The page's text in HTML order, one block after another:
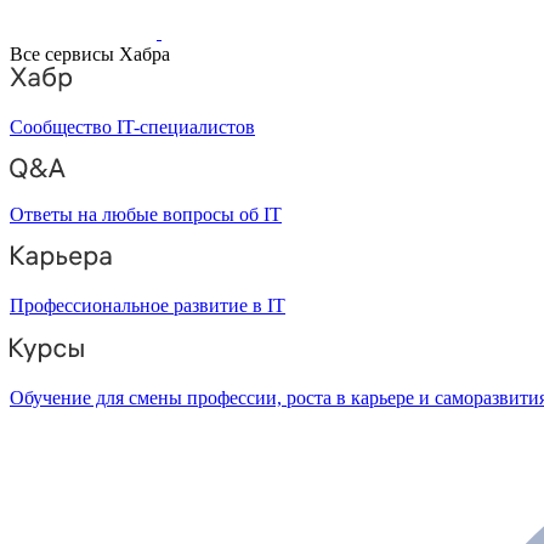
Все сервисы Хабра
Сообщество IT-специалистов
Ответы на любые вопросы об IT
Профессиональное развитие в IT
Обучение для смены профессии, роста в карьере и